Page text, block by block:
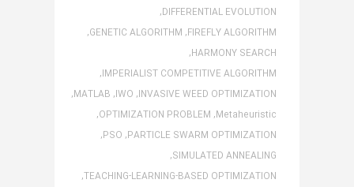
DIFFERENTIAL EVOLUTION,
FIREFLY ALGORITHM,
GENETIC ALGORITHM,
HARMONY SEARCH,
IMPERIALIST COMPETITIVE ALGORITHM,
INVASIVE WEED OPTIMIZATION,
IWO,
MATLAB,
Metaheuristic,
OPTIMIZATION PROBLEM,
PARTICLE SWARM OPTIMIZATION,
PSO,
SIMULATED ANNEALING,
TEACHING-LEARNING-BASED OPTIMIZATION,